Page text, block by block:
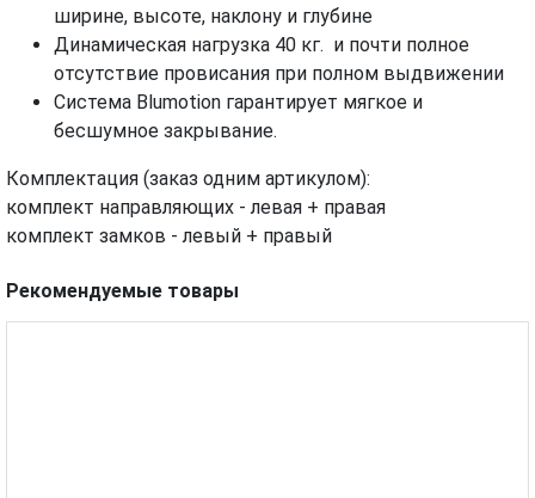
ширине, высоте, наклону и глубине
Динамическая нагрузка 40 кг. и почти полное
отсутствие провисания при полном выдвижении
Система Blumotion гарантирует мягкое и
бесшумное закрывание.
Комплектация (заказ одним артикулом):
комплект направляющих - левая + правая
комплект замков - левый + правый
Рекомендуемые товары